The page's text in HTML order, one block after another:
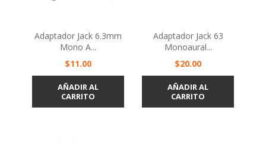
Adaptador Jack 6.3mm
Mono A...
Precio
$11.00
AÑADIR AL
CARRITO
Adaptador Jack 63
Monoaural...
Precio
$20.00
AÑADIR AL
CARRITO